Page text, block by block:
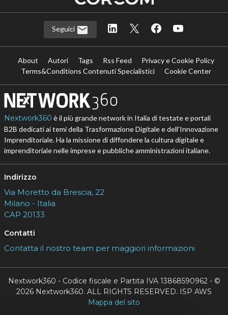
Seguici
About Autori Tags Rss Feed
Privacy e Cookie Policy
Terms&Conditions Contenuti Specialistici
Cookie Center
Nextwork360 è il più grande network in Italia di testate e portali
B2B dedicati ai temi della Trasformazione Digitale e dell’Innovazione
Imprenditoriale. Ha la missione di diffondere la cultura digitale e
imprenditoriale nelle imprese e pubbliche amministrazioni italiane.
Indirizzo
Via Moretto da Brescia, 22
Milano - Italia
CAP 20133
Contatti
Contatta il nostro team per maggiori informazioni
Nextwork360 - Codice fiscale e Partita IVA 13868590962 - ©
2026 Nextwork360. ALL RIGHTS RESERVED. ISP AWS
Mappa del sito